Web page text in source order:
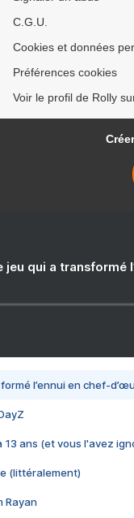
C.G.U.
Cookies et données
Préférences cookies
Voir le profil de Rolly
jeu qui a transformé
l’ennui en chef-
13 ans (et vous l'avez
(littéralement)
Rayan